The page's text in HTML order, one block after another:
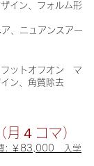
イン、フォルム形
、ニュアンスアー
ットオフオン マ
ン、角質除去
４コマ）
: ￥83,000 入学